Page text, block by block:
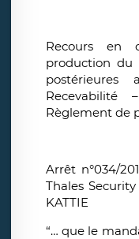
Recours en
production du
Règlement de
Arrêt n°034/
Thales
KATTIE
“… que le